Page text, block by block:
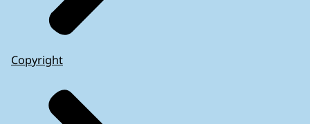
Copyright